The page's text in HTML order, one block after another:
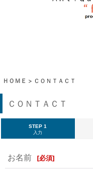
ＨＯＭＥ > ＣＯＮＴＡＣＴ
ＣＯＮＴＡＣＴ
STEP 1
入力
お名前 [必須]